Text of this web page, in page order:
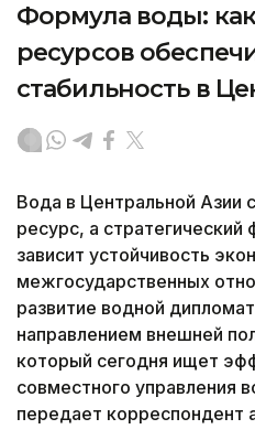
Формула воды:
ресурсов
стабильность в
Вода в Центральной Азии
ресурс, а стратегический
зависит устойчивость
межгосударственных
развитие водной
направлением внешней
который сегодня ищет
совместного управления
передает корреспондент